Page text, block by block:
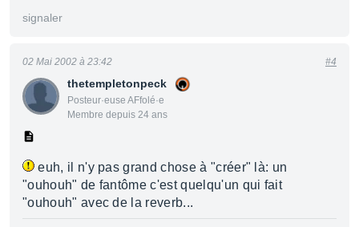
signaler
thetempletonpeck
Posteur·euse AFfolé·e
Membre depuis 24 ans
02 Mai 2002 à 23:42 #4
euh, il n'y pas grand chose à "créer" là: un
"ouhouh" de fantôme c'est quelqu'un qui fait
"ouhouh" avec de la reverb...